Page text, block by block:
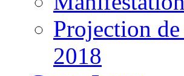
Projection
2018